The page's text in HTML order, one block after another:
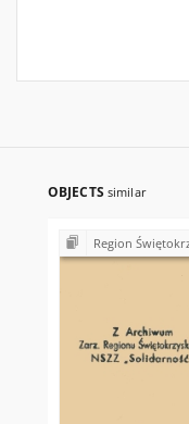
OBJECTS similar
Region Świętokrzyski NSZZ "Solidarność". Delegatura